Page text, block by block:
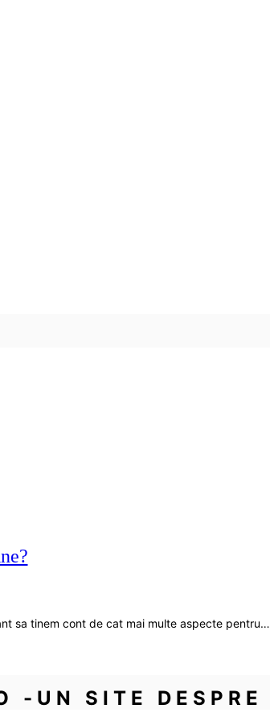
sa tinem cont de cat mai multe aspecte pentru…